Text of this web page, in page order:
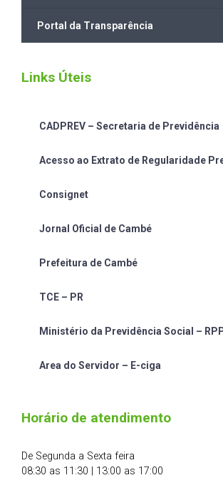
Portal da Transparência
Links Úteis
CADPREV – Secretaria de Previdência
Acesso ao Extrato de Regularidade
Consignet
Jornal Oficial de Cambé
Prefeitura de Cambé
TCE – PR
Ministério da Previdência Social –
Area do Servidor – E-ciga
Horário de atendimento
De Segunda a Sexta feira
08:30 as 11:30 | 13:00 as 17:00